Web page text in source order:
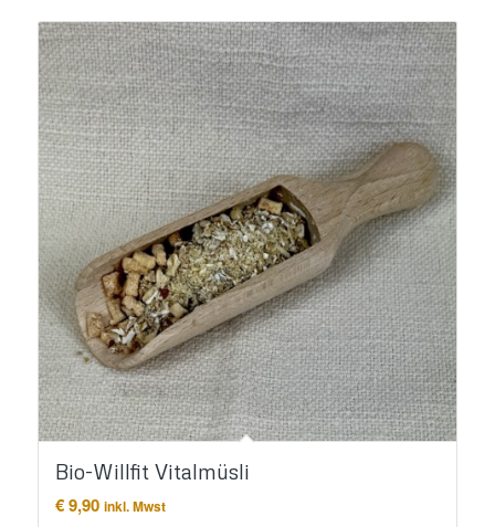
Bio-Willfit Vitalmüsli
€9,90 inkl. Mwst